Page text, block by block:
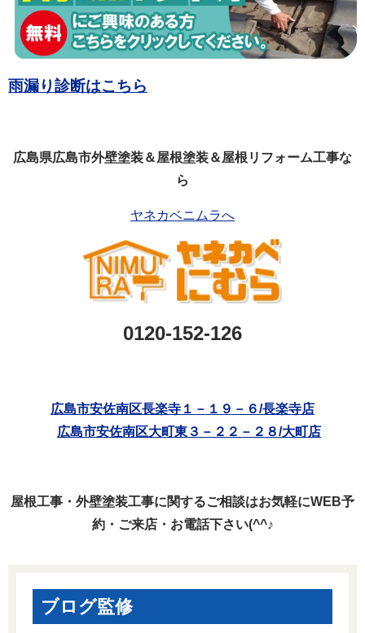
雨漏り診断はこちら
広島県広島市外壁塗装＆屋根塗装＆屋根リフォーム工事な
ら
ヤネカベニムラへ
0120-152-126
広島市安佐南区長楽寺１－１９－６/長楽寺店
広島市安佐南区大町東３－２２－２８/大町店
屋根工事・外壁塗装工事に関するご相談はお気軽にWEB予
約・ご来店・お電話下さい(^^♪
ブログ監修